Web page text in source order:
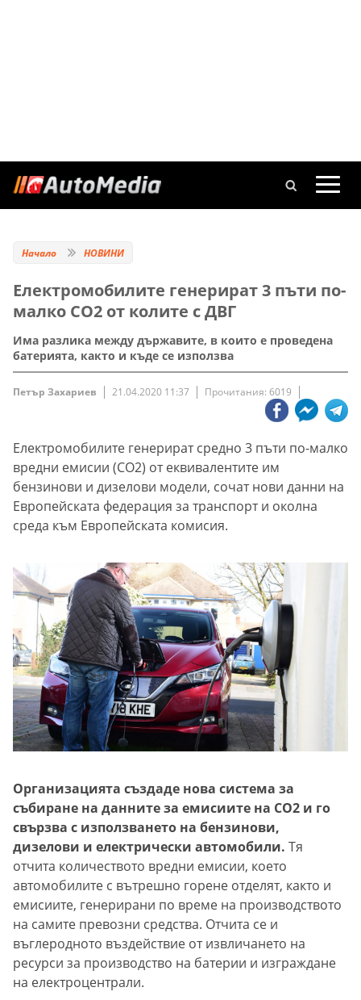
Начало НОВИНИ
Eлектромобилите генерират 3 пъти по-
малко CO2 от колите с ДВГ
Има разлика между държавите, в които е проведена
батерията, както и къде се използва
Петър Захариев 21.04.2020 11:37 Прочитания: 6019
Електромобилите генерират средно 3 пъти по-малко
вредни емисии (СО2) от еквивалентите им
бензинови и дизелови модели, сочат нови данни на
Европейската федерация за транспорт и околна
среда към Европейската комисия.
Организацията създаде нова система за
събиране на данните за емисиите на CO2 и го
свързва с използването на бензинови,
дизелови и електрически автомобили. Тя
отчита количеството вредни емисии, което
автомобилите с вътрешно горене отделят, както и
емисиите, генерирани по време на производството
на самите превозни средства. Отчита се и
въглеродното въздействие от извличането на
ресурси за производство на батерии и изграждане
на електроцентрали.